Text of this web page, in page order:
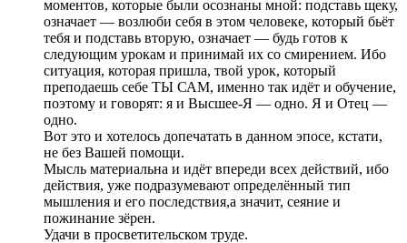
моментов, которые были осознаны мной: подставь щеку,
означает — возлюби себя в этом человеке, который бьёт
тебя и подставь вторую, означает — будь готов к
следующим урокам и принимай их со смирением. Ибо
ситуация, которая пришла, твой урок, который
преподаешь себе ТЫ САМ, именно так идёт и обучение,
поэтому и говорят: я и Высшее-Я — одно. Я и Отец —
одно.
Вот это и хотелось допечатать в данном эпосе, кстати,
не без Вашей помощи.
Мысль материальна и идёт впереди всех действий, ибо
действия, уже подразумевают определённый тип
мышления и его последствия,а значит, сеяние и
пожинание зёрен.
Удачи в просветительском труде.